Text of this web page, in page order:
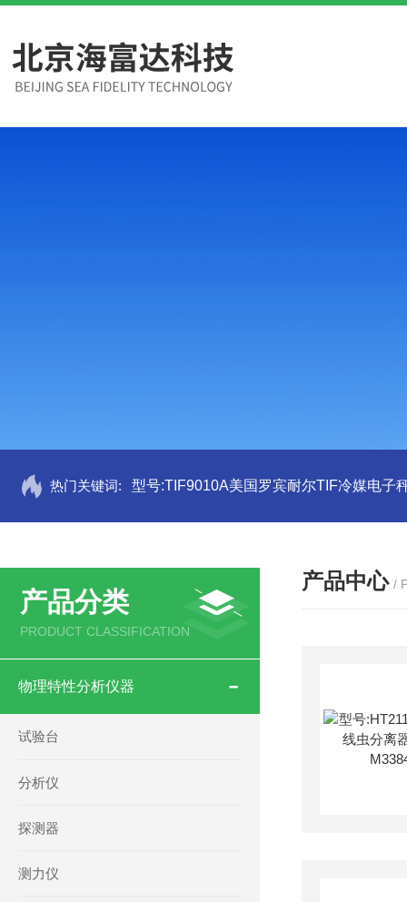
热门关键词: 型号:TIF9010A美国罗宾耐尔TIF冷媒电子
产品分类
PRODUCT CLASSIFICATION
物理特性分析仪器
试验台
分析仪
探测器
测力仪
产品中心 /